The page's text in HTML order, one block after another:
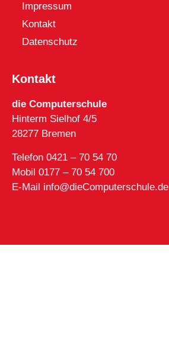
Impressum
Kontakt
Datenschutz
Kontakt
die Computerschule
Hinterm Sielhof 4/5
28277 Bremen
Telefon 0421 – 70 54 70
Mobil 0177 – 70 54 700
E-Mail info@dieComputerschule.de